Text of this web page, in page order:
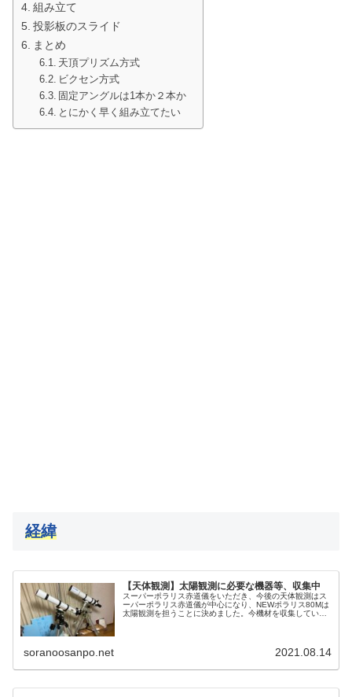
組み立て
投影板のスライド
まとめ
天頂プリズム方式
ビクセン方式
固定アングルは1本か２本か
とにかく早く組み立てたい
経緯
【天体観測】太陽観測に必要な機器等、収集中
スーパーポラリス赤道儀をいただき、今後の天体観測はス
ーパーポラリス赤道儀が中心になり、NEWポラリス80Mは
太陽観測を担うことに決めました。今機材を収集している
soranoosanpo.net 2021.08.14